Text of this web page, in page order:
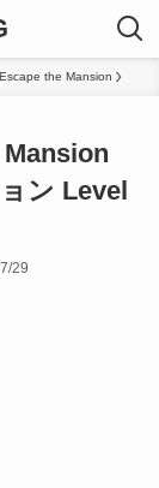
Escape the Mansion
ン Level
29